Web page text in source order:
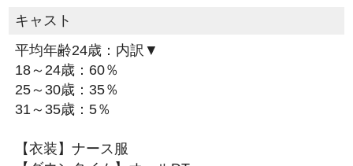
キャスト
平均年齢24歳：内訳▼
18～24歳：60％
25～30歳：35％
31～35歳：5％
【衣装】ナース服